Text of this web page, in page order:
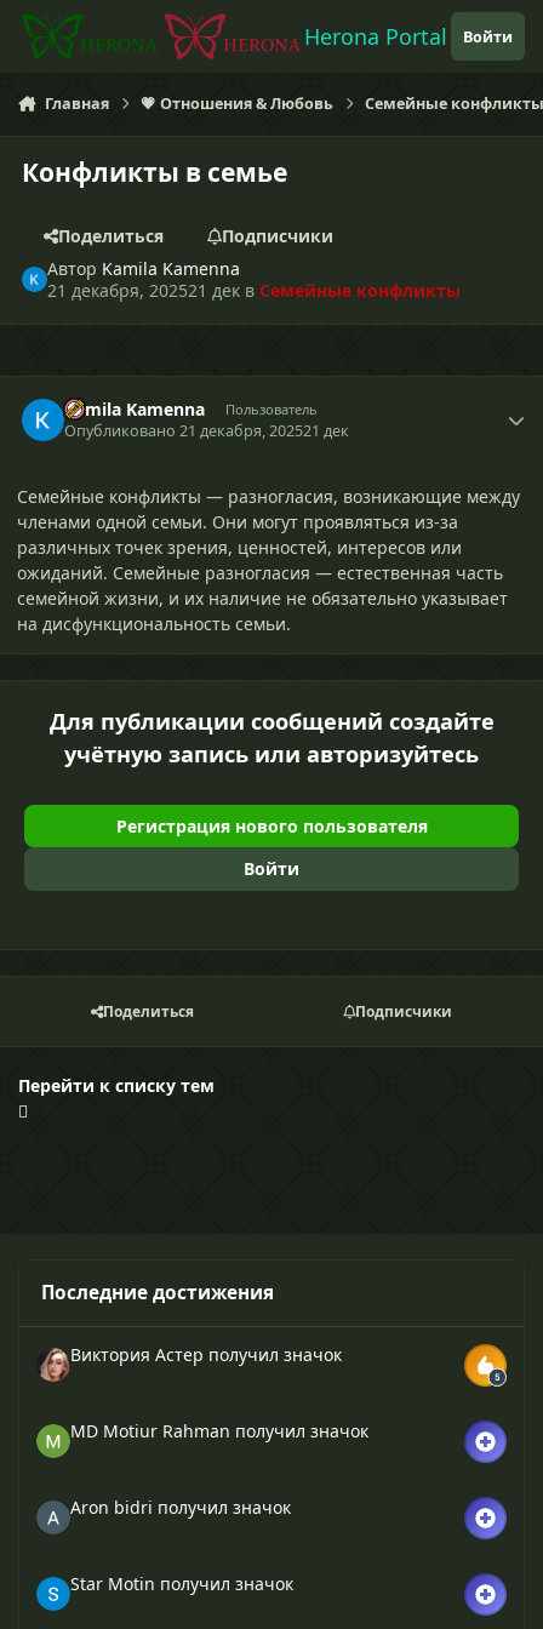
Перейти к содержанию
Herona Portal Войти
Главная 💗 Отношения & Любовь Семейные
Конфликты в семье
Поделиться
Подписчики
Автор Kamila Kamenna
21 декабря, 202521 дек в Семейные конфликты
Kamila Kamenna Пользователь
Опубликовано21 декабря, 202521 дек
Семейные конфликты — разногласия, возникающие между
членами одной семьи. Они могут проявляться из-за
различных точек зрения, ценностей, интересов или
ожиданий. Семейные разногласия — естественная часть
семейной жизни, и их наличие не обязательно указывает
на дисфункциональность семьи.
Для публикации сообщений создайте
учётную запись или авторизуйтесь
Регистрация нового пользователя
Войти
Поделиться Подписчики
Перейти к списку тем
Последние достижения
Виктория Астер получил значок
MD Motiur Rahman получил значок
Aron bidri получил значок
Star Motin получил значок